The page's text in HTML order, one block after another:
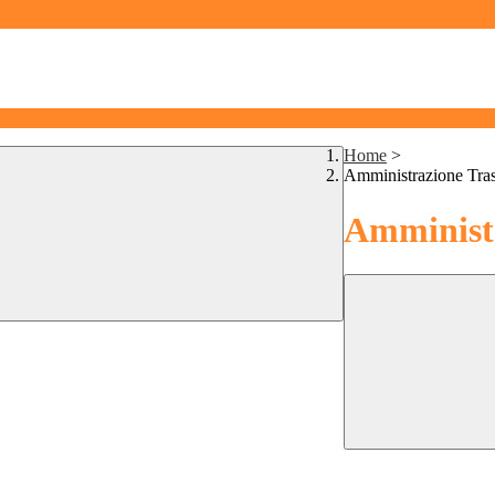
Home >
Amministrazione